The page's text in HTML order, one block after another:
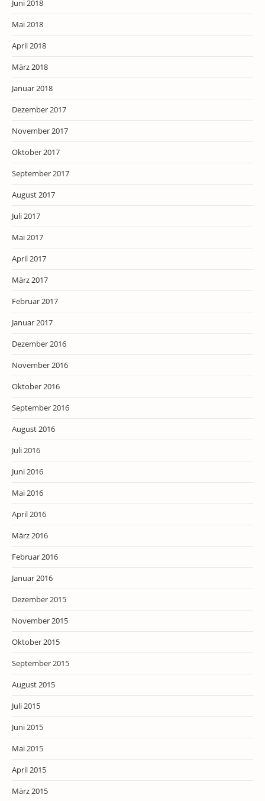
Juni 2018
Mai 2018
April 2018
März 2018
Januar 2018
Dezember 2017
November 2017
Oktober 2017
September 2017
August 2017
Juli 2017
Mai 2017
April 2017
März 2017
Februar 2017
Januar 2017
Dezember 2016
November 2016
Oktober 2016
September 2016
August 2016
Juli 2016
Juni 2016
Mai 2016
April 2016
März 2016
Februar 2016
Januar 2016
Dezember 2015
November 2015
Oktober 2015
September 2015
August 2015
Juli 2015
Juni 2015
Mai 2015
April 2015
März 2015